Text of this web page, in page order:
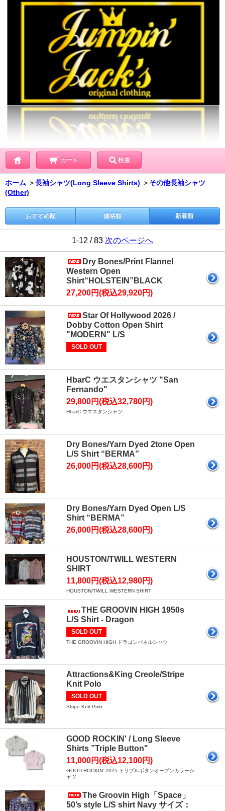
カート 検索
ホーム ＞長袖シャツ(Long Sleeve Shirts) ＞ その他長袖シャツ
(Other)
おすすめ順 価格順 新着順
1-12 / 83 次のページへ
Dry Bones/Print Flannel
Western Open
Shirt“HOLSTEIN”BLACK
27,200円(税込29,920円)
Star Of Hollywood 2026 /
Dobby Cotton Open Shirt
"MODERN" L/S
SOLD OUT
HbarC ウエスタンシャツ "San
Fernando"
29,800円(税込32,780円)
HbarC ウエスタンシャツ
Dry Bones/Yarn Dyed 2tone Open
L/S Shirt “BERMA”
26,000円(税込28,600円)
Dry Bones/Yarn Dyed Open L/S
Shirt “BERMA”
26,000円(税込28,600円)
HOUSTON/TWILL WESTERN
SHIRT
11,800円(税込12,980円)
HOUSTON/TWILL WESTERN SHIRT
THE GROOVIN HIGH 1950s
L/S Shirt - Dragon
SOLD OUT
THE GROOVIN HIGH ドラゴンパネルシャツ
Attractions&King Creole/Stripe
Knit Polo
SOLD OUT
Stripe Knit Polo
GOOD ROCKIN' / Long Sleeve
Shirts ”Triple Button"
11,000円(税込12,100円)
GOOD ROCKIN' 2025 トリプルボタンオープンカラーシ
ャツ
The Groovin High「Space」
50’s style L/S shirt Navy サイズ：